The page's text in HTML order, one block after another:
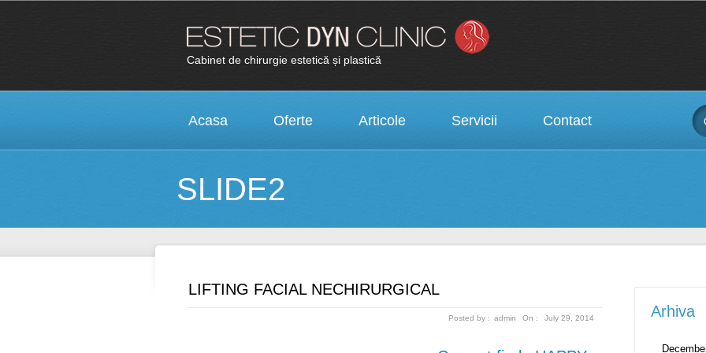
Cabinet de chirurgie estetică și plastică
Acasa Oferte Articole Servicii Contact
SLIDE2
LIFTING FACIAL NECHIRURGICAL
Posted by : admin On : July 29, 2014 Arhiva